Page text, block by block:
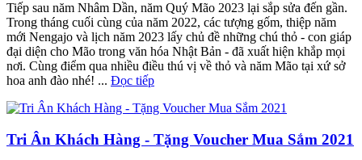
Tiếp sau năm Nhâm Dần, năm Quý Mão 2023 lại sắp sửa đến gần.
Trong tháng cuối cùng của năm 2022, các tượng gốm, thiệp năm
mới Nengajo và lịch năm 2023 lấy chủ đề những chú thỏ - con giáp
đại diện cho Mão trong văn hóa Nhật Bản - đã xuất hiện khắp mọi
nơi. Cùng điểm qua nhiều điều thú vị về thỏ và năm Mão tại xứ sở
hoa anh đào nhé! ... Đọc tiếp
Tri Ân Khách Hàng - Tặng Voucher Mua Sắm 2021